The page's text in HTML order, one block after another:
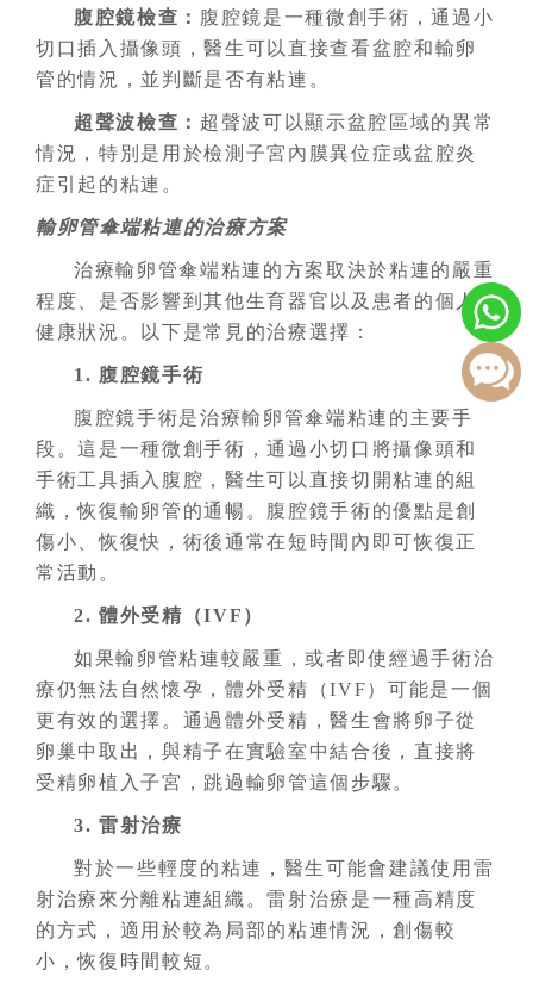
腹腔鏡檢查 ： 腹腔鏡是一種微創手術，通過小
切口插入攝像頭，醫生可以直接查看盆腔和輸卵
管的情況，並判斷是否有粘連。
超聲波檢查 ： 超聲波可以顯示盆腔區域的異常
情況，特別是用於檢測子宮內膜異位症或盆腔炎
症引起的粘連。
輸卵管傘端粘連的治療方案
治療輸卵管傘端粘連的方案取決於粘連的嚴重
程度、是否影響到其他生育器官以及患者的個人
健康狀況。以下是常見的治療選擇：
1. 腹腔鏡手術
腹腔鏡手術是治療輸卵管傘端粘連的主要手
段。這是一種微創手術，通過小切口將攝像頭和
手術工具插入腹腔，醫生可以直接切開粘連的組
織，恢復輸卵管的通暢。腹腔鏡手術的優點是創
傷小、恢復快，術後通常在短時間內即可恢復正
常活動。
2. 體外受精（IVF）
如果輸卵管粘連較嚴重，或者即使經過手術治
療仍無法自然懷孕，體外受精（IVF）可能是一個
更有效的選擇。通過體外受精，醫生會將卵子從
卵巢中取出，與精子在實驗室中結合後，直接將
受精卵植入子宮，跳過輸卵管這個步驟。
3. 雷射治療
對於一些輕度的粘連，醫生可能會建議使用雷
射治療來分離粘連組織。雷射治療是一種高精度
的方式，適用於較為局部的粘連情況，創傷較
小，恢復時間較短。